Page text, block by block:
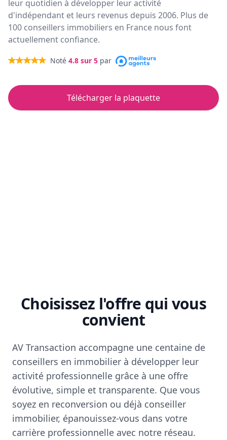
leur quotidien à développer leur activité
d'indépendant et leurs revenus depuis 2006. Plus de
100 conseillers immobiliers en France nous font
actuellement confiance.
Noté 4.8 sur 5 par
Télécharger la plaquette
Choisissez l'offre qui vous
convient
AV Transaction accompagne une centaine de
conseillers en immobilier à développer leur
activité professionnelle grâce à une offre
évolutive, simple et transparente. Que vous
soyez en reconversion ou déjà conseiller
immobilier, épanouissez-vous dans votre
carrière professionnelle avec notre réseau.